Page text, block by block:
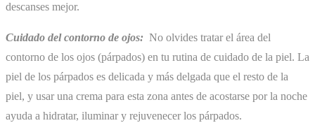
descanses mejor.
Cuidado del contorno de ojos: No olvides tratar el área del
contorno de los ojos (párpados) en tu rutina de cuidado de la piel. La
piel de los párpados es delicada y más delgada que el resto de la
piel, y usar una crema para esta zona antes de acostarse por la noche
ayuda a hidratar, iluminar y rejuvenecer los párpados.